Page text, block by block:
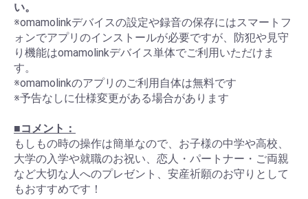
い。
※omamolinkデバイスの設定や録音の保存にはスマートフ
ォンでアプリのインストールが必要ですが、防犯や見守
り機能はomamolinkデバイス単体でご利用いただけま
す。
※omamolinkのアプリのご利用自体は無料です
※予告なしに仕様変更がある場合があります
■コメント：
もしもの時の操作は簡単なので、お子様の中学や高校、
大学の入学や就職のお祝い、恋人・パートナー・ご両親
など大切な人へのプレゼント、安産祈願のお守りとして
もおすすめです！